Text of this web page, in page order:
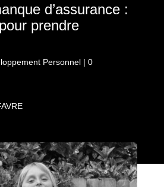
d’assurance :
prendre
Personnel| 0